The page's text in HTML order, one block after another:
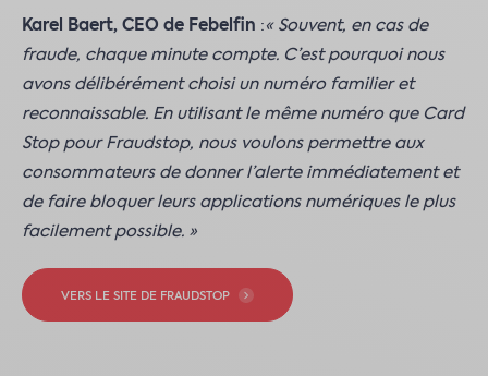
Karel Baert, CEO de Febelfin : « Souvent, en cas de
fraude, chaque minute compte. C’est pourquoi nous
avons délibérément choisi un numéro familier et
reconnaissable. En utilisant le même numéro que Card
Stop pour Fraudstop, nous voulons permettre aux
consommateurs de donner l’alerte immédiatement et
de faire bloquer leurs applications numériques le plus
facilement possible. »
VERS LE SITE DE FRAUDSTOP